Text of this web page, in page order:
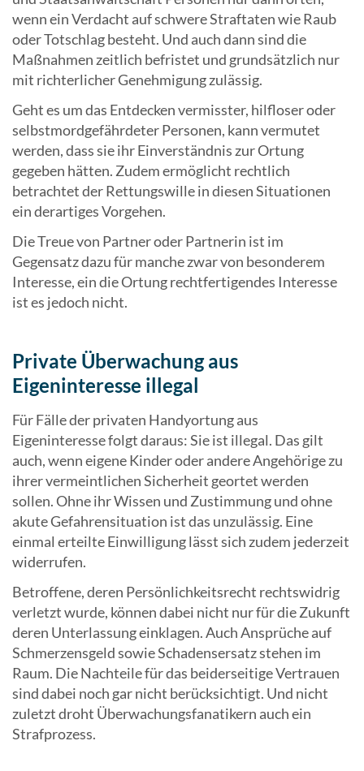
wenn ein Verdacht auf schwere Straftaten wie Raub
oder Totschlag besteht. Und auch dann sind die
Maßnahmen zeitlich befristet und grundsätzlich nur
mit richterlicher Genehmigung zulässig.
Geht es um das Entdecken vermisster, hilfloser oder
selbstmordgefährdeter Personen, kann vermutet
werden, dass sie ihr Einverständnis zur Ortung
gegeben hätten. Zudem ermöglicht rechtlich
betrachtet der Rettungswille in diesen Situationen
ein derartiges Vorgehen.
Die Treue von Partner oder Partnerin ist im
Gegensatz dazu für manche zwar von besonderem
Interesse, ein die Ortung rechtfertigendes Interesse
ist es jedoch nicht.
Private Überwachung aus
Eigeninteresse illegal
Für Fälle der privaten Handyortung aus
Eigeninteresse folgt daraus: Sie ist illegal. Das gilt
auch, wenn eigene Kinder oder andere Angehörige zu
ihrer vermeintlichen Sicherheit geortet werden
sollen. Ohne ihr Wissen und Zustimmung und ohne
akute Gefahrensituation ist das unzulässig. Eine
einmal erteilte Einwilligung lässt sich zudem jederzeit
widerrufen.
Betroffene, deren Persönlichkeitsrecht rechtswidrig
verletzt wurde, können dabei nicht nur für die Zukunft
deren Unterlassung einklagen. Auch Ansprüche auf
Schmerzensgeld sowie Schadensersatz stehen im
Raum. Die Nachteile für das beiderseitige Vertrauen
sind dabei noch gar nicht berücksichtigt. Und nicht
zuletzt droht Überwachungsfanatikern auch ein
Strafprozess.